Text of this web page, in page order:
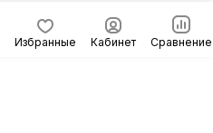
Избранные Кабинет Сравнение